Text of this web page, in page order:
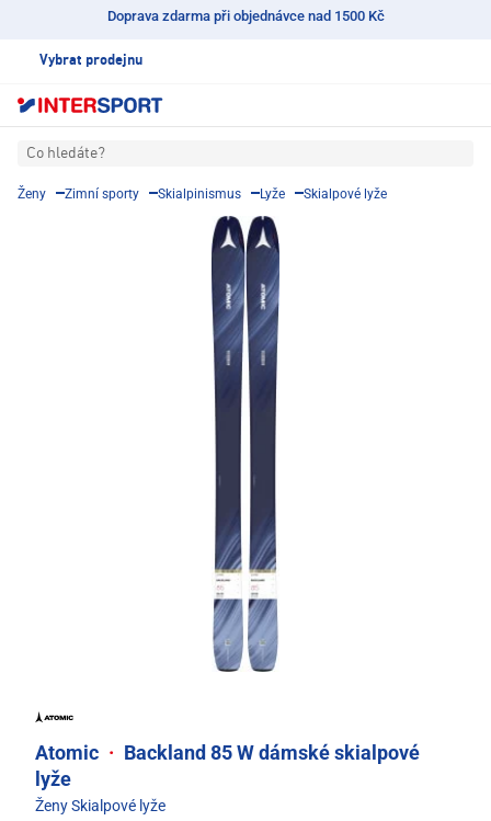
Doprava zdarma při objednávce nad 1500 Kč
Vybrat prodejnu
Co hledáte?
Ženy Zimní sporty Skialpinismus Lyže Skialpové lyže
Atomic · Backland 85 W dámské skialpové
lyže
Ženy Skialpové lyže